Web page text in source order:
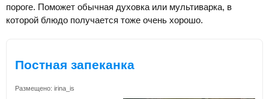
пороге. Поможет обычная духовка или мультиварка, в
которой блюдо получается тоже очень хорошо.
Постная запеканка
Размещено: irina_is